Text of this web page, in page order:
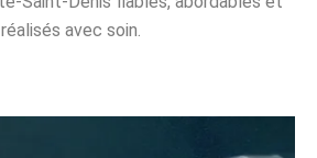
réalisés avec soin.